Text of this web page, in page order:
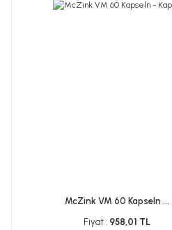
McZink VM 60 Kapseln ...
Fiyat : 958,01 TL